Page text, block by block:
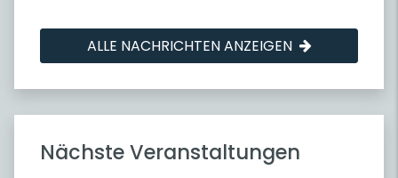
ALLE NACHRICHTEN ANZEIGEN
Nächste Veranstaltungen